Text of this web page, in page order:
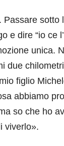
Passare sotto
e dire “io ce
unica.
due
figlio
abbiamo
so che ho
viverlo».